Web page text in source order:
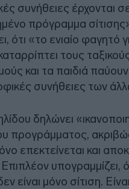
συνήθειες έρχονται
πρόγραμμα σίτισης»,
ότι «το ενιαίο φαγητό
τους
και τα παιδιά
συνήθειες των
δηλώνει
προγράμματος,
επεκτείνεται και
υπογραμμίζει,
είναι μόνο σίτιση.